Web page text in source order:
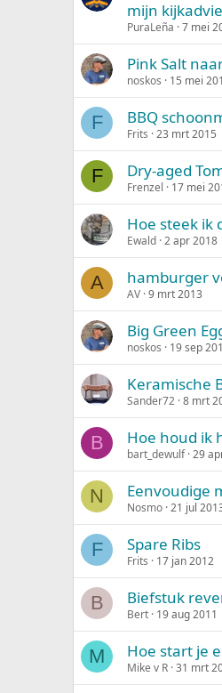
mijn
PuraLeña 7 mei
Pink Salt
noskos 15 mei
F BBQ
Frits 23 mrt 2015
F Dry-aged
Frenzel 17 mei
Hoe steek ik
Ewald 2 apr 2018
A hamburger
AV 9 mrt 2013
Big Green
noskos 19 sep
Keramische
Sander72 8 mrt
B Hoe houd ik
bart_dewulf 29
N Eenvoudige
Nosmo 21 jul
F Spare Ribs
Frits 17 jan 2012
B Biefstuk
Bert 19 aug 2011
M Hoe start je
Mike v R 31 mrt